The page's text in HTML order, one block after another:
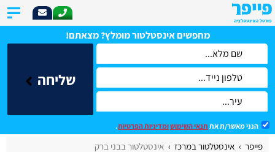
מחפשים אינסטלטור מומלץ? מצאתם!
שליחה
הנני מאשר/ת את תנאי השימושומדיניות הפרטיות.
פייפר אינסטלטור במרכז אינסטלטור בבני ברק